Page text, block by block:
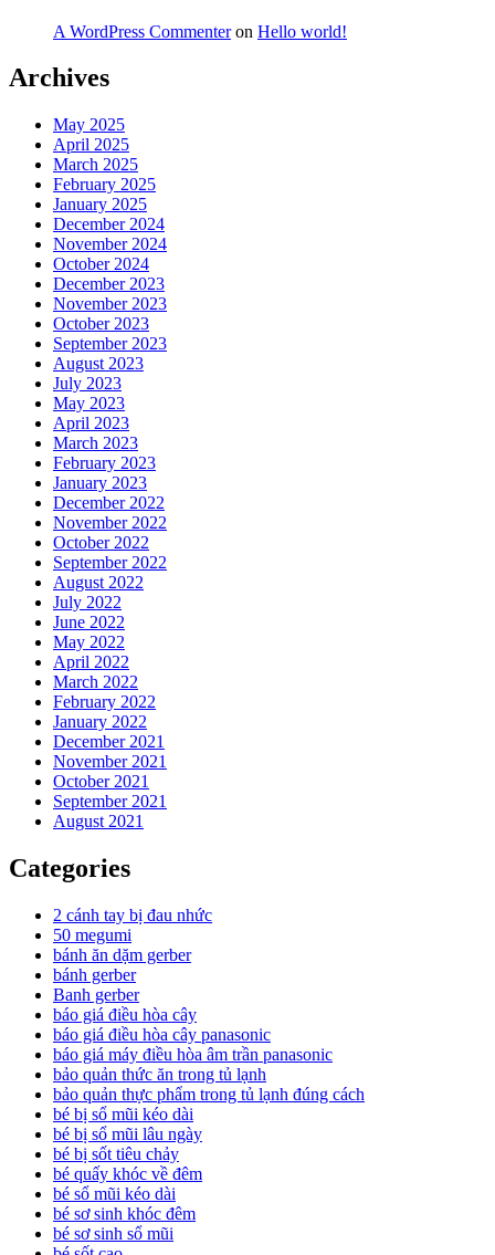
A WordPress Commenteron Hello world!
Archives
May 2025
April 2025
March 2025
February 2025
January 2025
December 2024
November 2024
October 2024
December 2023
November 2023
October 2023
September 2023
August 2023
July 2023
May 2023
April 2023
March 2023
February 2023
January 2023
December 2022
November 2022
October 2022
September 2022
August 2022
July 2022
June 2022
May 2022
April 2022
March 2022
February 2022
January 2022
December 2021
November 2021
October 2021
September 2021
August 2021
Categories
2 cánh tay bị đau nhức
50 megumi
bánh ăn dặm gerber
bánh gerber
Banh gerber
báo giá điều hòa cây
báo giá điều hòa cây panasonic
báo giá máy điều hòa âm trần panasonic
bảo quản thức ăn trong tủ lạnh
bảo quản thực phẩm trong tủ lạnh đúng cách
bé bị sổ mũi kéo dài
bé bị sổ mũi lâu ngày
bé bị sốt tiêu chảy
bé quấy khóc về đêm
bé sổ mũi kéo dài
bé sơ sinh khóc đêm
bé sơ sinh sổ mũi